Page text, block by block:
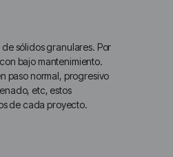
sólidos granulares. Por
bajo mantenimiento.
paso normal, progresivo
etc, estos
de cada proyecto.